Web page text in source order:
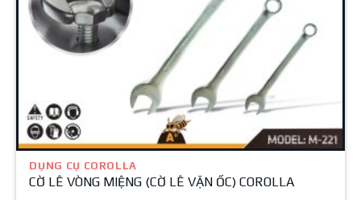
DỤNG CỤ COROLLA
CỜ LÊ VÒNG MIỆNG (CỜ LÊ VẶN ỐC) COROLLA